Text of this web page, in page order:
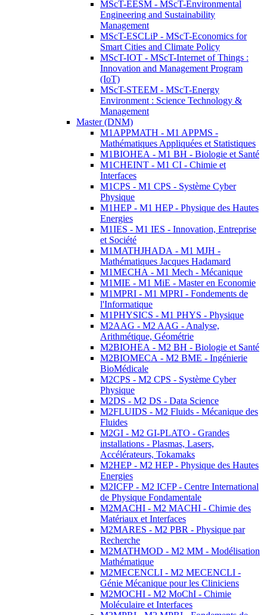
MScT-EESM - MScT-Environmental
Engineering and Sustainability
Management
MScT-ESCLiP - MScT-Economics for
Smart Cities and Climate Policy
MScT-IOT - MScT-Internet of Things :
Innovation and Management Program
(IoT)
MScT-STEEM - MScT-Energy
Environment : Science Technology &
Management
Master (DNM)
M1APPMATH - M1 APPMS -
Mathématiques Appliquées et Statistiques
M1BIOHEA - M1 BH - Biologie et Santé
M1CHEINT - M1 CI - Chimie et
Interfaces
M1CPS - M1 CPS - Système Cyber
Physique
M1HEP - M1 HEP - Physique des Hautes
Energies
M1IES - M1 IES - Innovation, Entreprise
et Société
M1MATHJHADA - M1 MJH -
Mathématiques Jacques Hadamard
M1MECHA - M1 Mech - Mécanique
M1MIE - M1 MiE - Master en Economie
M1MPRI - M1 MPRI - Fondements de
l'Informatique
M1PHYSICS - M1 PHYS - Physique
M2AAG - M2 AAG - Analyse,
Arithmétique, Géométrie
M2BIOHEA - M2 BH - Biologie et Santé
M2BIOMECA - M2 BME - Ingénierie
BioMédicale
M2CPS - M2 CPS - Système Cyber
Physique
M2DS - M2 DS - Data Science
M2FLUIDS - M2 Fluids - Mécanique des
Fluides
M2GI - M2 GI-PLATO - Grandes
installations - Plasmas, Lasers,
Accélérateurs, Tokamaks
M2HEP - M2 HEP - Physique des Hautes
Energies
M2ICFP - M2 ICFP - Centre International
de Physique Fondamentale
M2MACHI - M2 MACHI - Chimie des
Matériaux et Interfaces
M2MARES - M2 PBR - Physique par
Recherche
M2MATHMOD - M2 MM - Modélisation
Mathématique
M2MECENCLI - M2 MECENCLI -
Génie Mécanique pour les Cliniciens
M2MOCHI - M2 MoChI - Chimie
Moléculaire et Interfaces